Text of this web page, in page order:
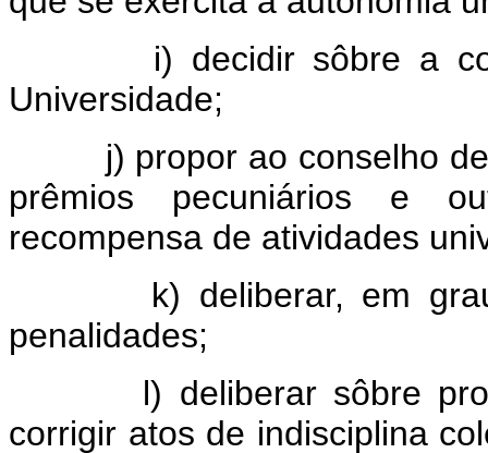
i) decidir sôbre a
Universidade;
j) propor ao conselho de
prêmios pecuniários e
recompensa de atividades
k) deliberar, em grau
penalidades;
l) deliberar sôbre
corrigir atos de indisciplina